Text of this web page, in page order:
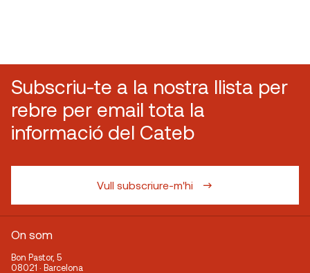
Subscriu-te a la nostra llista per
rebre per email tota la
informació del Cateb
Vull subscriure-m'hi
On som
Bon Pastor, 5
08021 · Barcelona